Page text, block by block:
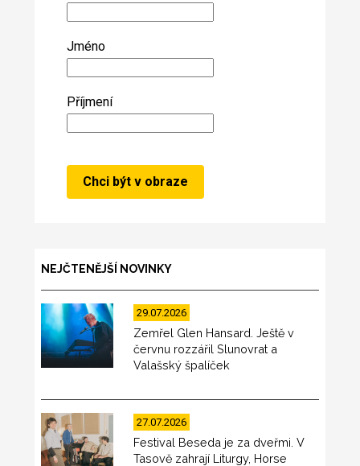
Jméno
Příjmení
NEJČTENĚJŠÍ NOVINKY
29.07.2026
Zemřel Glen Hansard. Ještě v
červnu rozzářil Slunovrat a
Valašský špalíček
27.07.2026
Festival Beseda je za dveřmi. V
Tasově zahrají Liturgy, Horse